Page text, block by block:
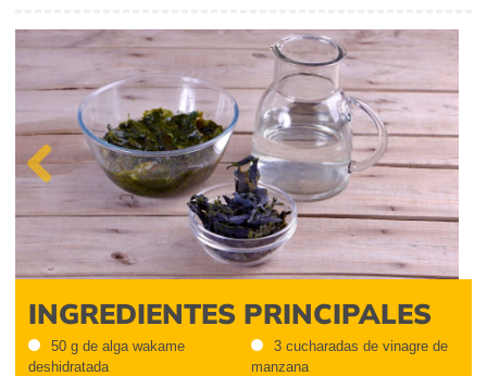
Previous
INGREDIENTES PRINCIPALES
50 g de alga wakame
deshidratada
3 cucharadas de vinagre de
manzana